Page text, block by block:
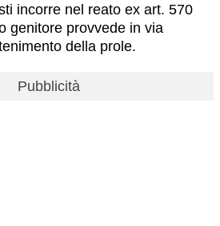
incorre nel reato ex art. 570
genitore provvede in via
della prole.
Pubblicità